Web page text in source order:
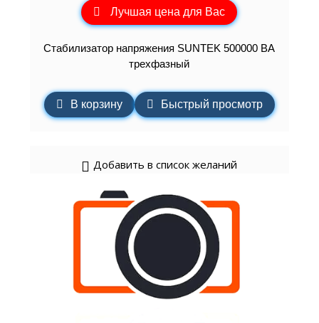
Лучшая цена для Вас
Стабилизатор напряжения SUNTEK 500000 ВА
трехфазный
В корзину Быстрый просмотр
Добавить в список желаний